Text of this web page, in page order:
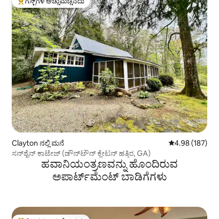
ಗೆಸ್ಟ್‌ಗಳಿಗೆ ಅತಿ ಹೆಚ್ಚು ಅಚ್ಚುಮೆಚ್ಚಿನದು
Clayton ನಲ್ಲಿ ಮನೆ 5 ರಲ್ಲಿ 4.98
4.98 (187)
ಸನ್‌ಶೈನ್ ಕಾಟೇಜ್ (ಡೌನ್‌ಟೌನ್ ಕ್ಲೇಟನ್ ಹತ್ತಿರ, GA)
ಹವಾನಿಯಂತ್ರಣವನ್ನು ಹೊಂದಿರುವ
ಅಪಾರ್ಟ್‌ಮೆಂಟ್‌ ಬಾಡಿಗೆಗಳು